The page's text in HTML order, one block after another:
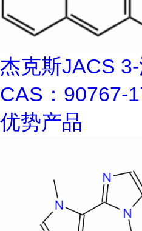
杰克斯JACS
CAS：90767-
优势产品